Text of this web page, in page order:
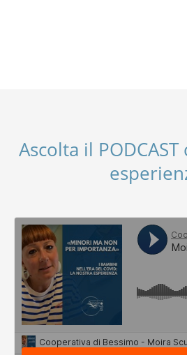
Ascolta il